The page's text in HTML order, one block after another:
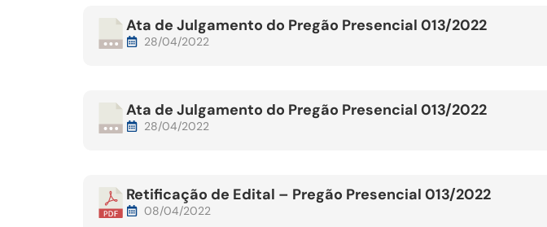
Ata de Julgamento do Pregão Presencial 013/2022
28/04/2022
Ata de Julgamento do Pregão Presencial 013/2022
28/04/2022
Retificação de Edital – Pregão Presencial 013/2022
08/04/2022